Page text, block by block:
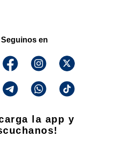
Seguinos en
la app y